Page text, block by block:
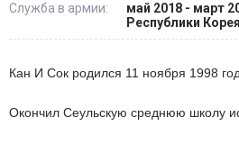
Служба в армии:
май 2018 - март
Республики
Кан И Сок родился 11 ноября 1998
Окончил Сеульскую среднюю школу